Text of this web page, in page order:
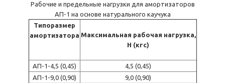
Рабочие и предельные нагрузки для амортизаторов
АП-1 на основе натурального каучука
Типоразмер
амортизатора Максимальная рабочая нагрузка,
Н (кгс)
АП-1-4,5 (0,45)
4,5 (0,45)
АП-1-9,0 (0,90)
9,0 (0,90)